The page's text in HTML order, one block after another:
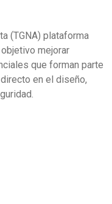
(TGNA) plataforma
mejorar
que forman parte
en el diseño,